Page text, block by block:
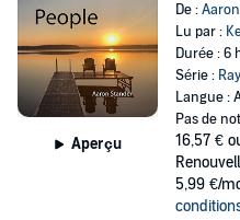
Aperçu
De :
Lu par :
Durée : 6
Série :
Langue :
Pas de
16,57 €
5,99 €/